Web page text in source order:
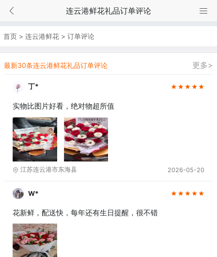
连云港鲜花礼品订单评论
首页 > 连云港鲜花 > 订单评论
更多>
最新30条连云港鲜花礼品订单评论
丁*
实物比图片好看，绝对物超所值
江苏连云港市东海县 2026-05-20
W*
花新鲜，配送快，每年还有生日提醒，很不错